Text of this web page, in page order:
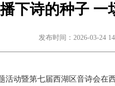
下诗的种子
发布时间：2026-03-24
活动暨第七届西湖区音诗会在